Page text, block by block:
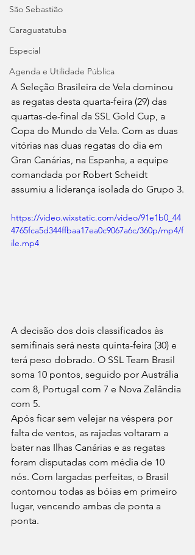
São Sebastião
Caraguatatuba
Especial
Agenda e Utilidade Pública
A Seleção Brasileira de Vela dominou
as regatas desta quarta-feira (29) das
quartas-de-final da SSL Gold Cup, a
Copa do Mundo da Vela. Com as duas
vitórias nas duas regatas do dia em
Gran Canárias, na Espanha, a equipe
comandada por Robert Scheidt
assumiu a liderança isolada do Grupo 3.
https://video.wixstatic.com/video/91e1b0_44
4765fca5d344ffbaa17ea0c9067a6c/360p/mp4/f
ile.mp4
A decisão dos dois classificados às
semifinais será nesta quinta-feira (30) e
terá peso dobrado. O SSL Team Brasil
soma 10 pontos, seguido por Austrália
com 8, Portugal com 7 e Nova Zelândia
com 5.
Após ficar sem velejar na véspera por
falta de ventos, as rajadas voltaram a
bater nas Ilhas Canárias e as regatas
foram disputadas com média de 10
nós. Com largadas perfeitas, o Brasil
contornou todas as bóias em primeiro
lugar, vencendo ambas de ponta a
ponta.